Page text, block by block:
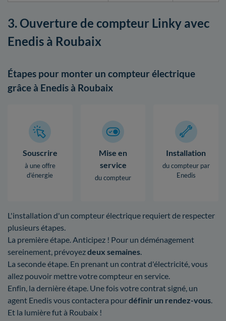
3. Ouverture de compteur Linky avec
Enedis à Roubaix
Étapes pour monter un compteur électrique
grâce à Enedis à Roubaix
Souscrire
à une offre
d’énergie
Mise en
service
du compteur
Installation
du compteur par
Enedis
L'installation d'un compteur électrique requiert de respecter
plusieurs étapes.
La première étape. Anticipez ! Pour un déménagement
sereinement, prévoyezdeux semaines.
La seconde étape. En prenant un contrat d'électricité, vous
allez pouvoir mettre votre compteur en service.
Enfin, la dernière étape. Une fois votre contrat signé, un
agent Enedis vous contactera pourdéfinir un rendez-vous.
Et la lumière fut à Roubaix !